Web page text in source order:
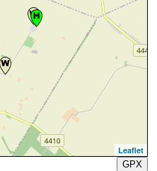
Leaflet
GPX